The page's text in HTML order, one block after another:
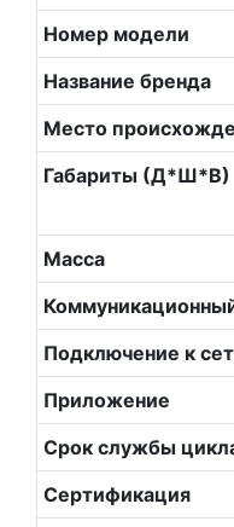
Номер модели
Название бренда
Место
Габариты (Д*Ш*В)
Масса
Подключение к
Приложение
Срок службы
Сертификация